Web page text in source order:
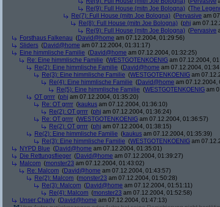
Re(9): Full House (mitn Joe Bologna) (The
Re(7): Full House (mitn Joe Bologna) (Pervasive am
Re(8): Full House (mitn Joe Bologna) (phj am
Re(9): Full House (mitn Joe Bologna) (Pervasive
Forsthaus Falkenau (David@home am 07.12.2004, 01:29:56)
Sliders (David@home am 07.12.2004, 01:31:17)
Eine himmlische Familie (David@home am 07.12.2004, 01:32:25)
Re: Eine himmlische Familie (WESTGOTENKOENIG am 07.12.2004,
Re(2): Eine himmlische Familie (David@home am 07.12.2004,
Re(3): Eine himmlische Familie (WESTGOTENKOENIG am
Re(4): Eine himmlische Familie (David@home am 07.12.2004,
Re(5): Eine himmlische Familie (WESTGOTENKOENIG am
OT grrrr (phj am 07.12.2004, 01:35:20)
Re: OT grrrr (kaukus am 07.12.2004, 01:36:10)
Re(2): OT grrrr (phj am 07.12.2004, 01:36:24)
Re: OT grrrr (WESTGOTENKOENIG am 07.12.2004, 01:36:57)
Re(2): OT grrrr (phj am 07.12.2004, 01:38:15)
Re(2): Eine himmlische Familie (kaukus am 07.12.2004, 01:35:39)
Re(3): Eine himmlische Familie (WESTGOTENKOENIG am
NYPD Blue (David@home am 07.12.2004, 01:35:01)
Die Rettungsflieger (David@home am 07.12.2004, 01:39:27)
Malcom (monster23 am 07.12.2004, 01:43:02)
Re: Malcom (David@home am 07.12.2004, 01:43:57)
Re(2): Malcom (monster23 am 07.12.2004, 01:50:28)
Re(3): Malcom (David@home am 07.12.2004, 01:51:11)
Re(4): Malcom (monster23 am 07.12.2004, 01:52:58)
Unser Charly (David@home am 07.12.2004, 01:47:13)